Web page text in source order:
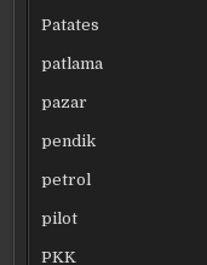
Patates
patlama
pazar
pendik
petrol
pilot
PKK